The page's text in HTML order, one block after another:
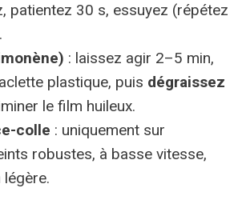
patientez 30 s, essuyez (répétez
: laissez agir 2–5 min,
plastique, puis dégraissez
le film huileux.
colle : uniquement sur
robustes, à basse vitesse,
légère.